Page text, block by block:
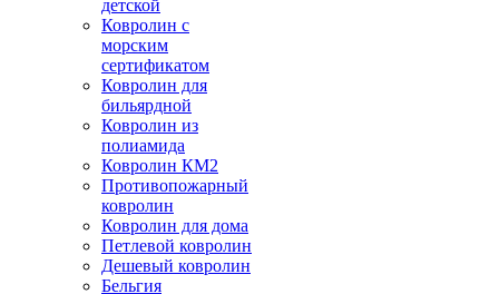
детской
Ковролин с
морским
сертификатом
Ковролин для
бильярдной
Ковролин из
полиамида
Ковролин КМ2
Противопожарный
ковролин
Ковролин для дома
Петлевой ковролин
Дешевый ковролин
Бельгия